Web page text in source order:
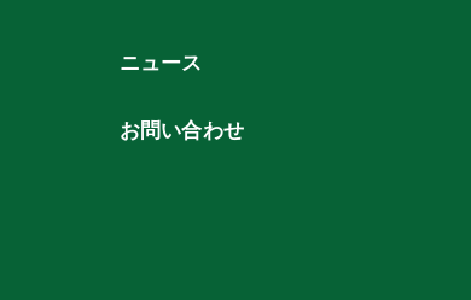
ニュース
お問い合わせ